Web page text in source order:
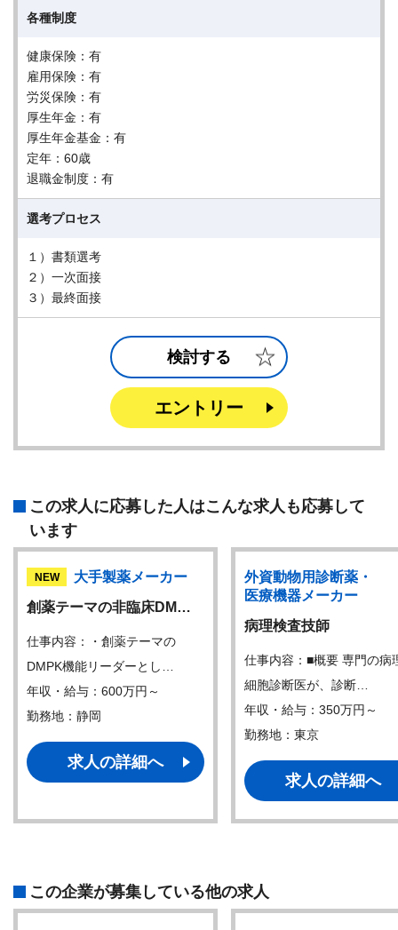
各種制度
健康保険：有
雇用保険：有
労災保険：有
厚生年金：有
厚生年金基金：有
定年：60歳
退職金制度：有
選考プロセス
１）書類選考
２）一次面接
３）最終面接
検討する
エントリー
この求人に応募した人はこんな求人も応募して
います
NEW
大手製薬メーカー
創薬テーマの非臨床DM…
仕事内容：・創薬テーマの
DMPK機能リーダーとし…
年収・給与：600万円～
勤務地：静岡
求人の詳細へ
外資動物用診断薬・
医療機器メーカー
病理検査技師
仕事内容：■概要 専門の病
細胞診断医が、診断…
年収・給与：350万円～
勤務地：東京
求人の詳細へ
この企業が募集している他の求人